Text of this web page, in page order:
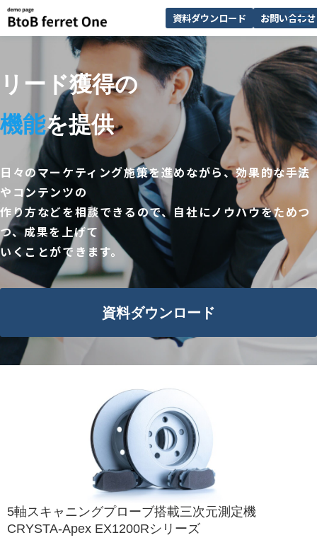
資料ダウンロード お問い合わせ
サービス一覧
選ばれる理由
解決できる課題
導入事例
セミナー
お知らせ
リード獲得の
機能を提供
日々のマーケティング施策を進めながら、効果的な手法
やコンテンツの
作り方などを相談できるので、自社にノウハウをためつ
つ、成果を上げて
いくことができます。
資料ダウンロード
5軸スキャニングプローブ搭載三次元測定機
CRYSTA-Apex EX1200Rシリーズ